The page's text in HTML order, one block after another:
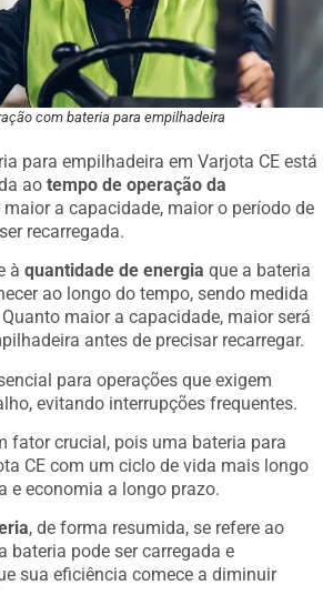
com bateria para empilhadeira
para empilhadeira em Varjota CE está
aotempo de operação da
maior a capacidade, maior o período de
recarregada.
àquantidade de energia que a bateria
ao longo do tempo, sendo medida
maior a capacidade, maior será
antes de precisar recarregar.
para operações que exigem
evitando interrupções frequentes.
fator crucial, pois uma bateria para
CE com um ciclo de vida mais longo
e economia a longo prazo.
, de forma resumida, se refere ao
bateria pode ser carregada e
sua eficiência comece a diminuir